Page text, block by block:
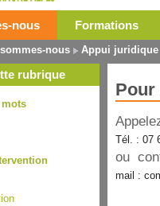
nous Formations
nous Appui juridique
rubrique
mots
Pour
Tél. : 07
ou
mail :